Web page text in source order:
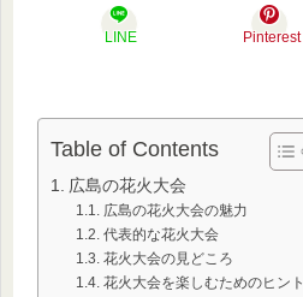
LINE Pinterest
Table of Contents
広島の花火大会
広島の花火大会の魅力
代表的な花火大会
花火大会の見どころ
花火大会を楽しむためのヒント